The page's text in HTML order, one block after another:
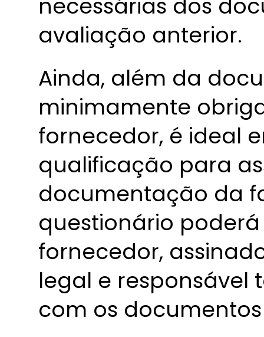
necessárias dos
avaliação anterior.
Ainda, além da
minimamente
fornecedor, é ideal
qualificação para
documentação da
questionário
fornecedor,
legal e responsável
com os